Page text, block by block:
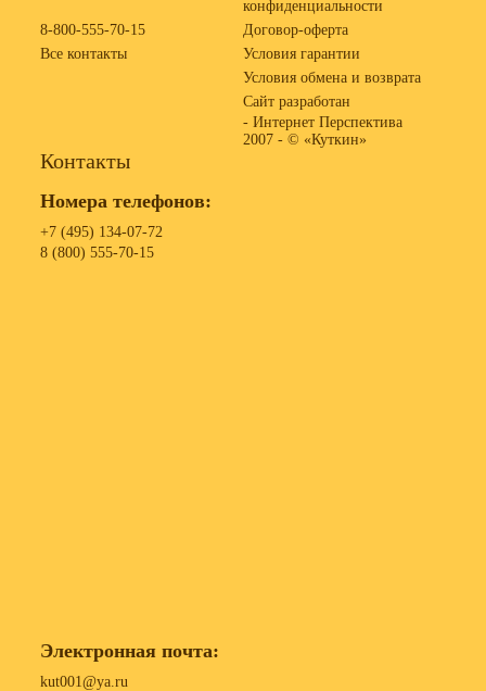
8-800-555-70-15
Все контакты
конфиденциальности
Договор-оферта
Условия гарантии
Условия обмена и возврата
Сайт разработан
- Интернет Перспектива
2007 - © «Куткин»
Контакты
Номера телефонов:
+7 (495) 134-07-72
8 (800) 555-70-15
Электронная почта:
kut001@ya.ru